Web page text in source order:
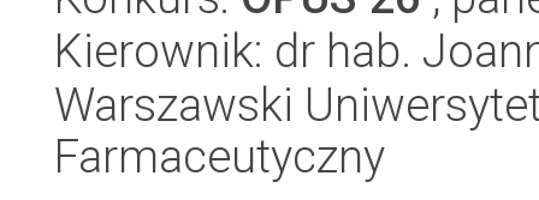
Kierownik: dr hab.
Warszawski
Farmaceutyczny